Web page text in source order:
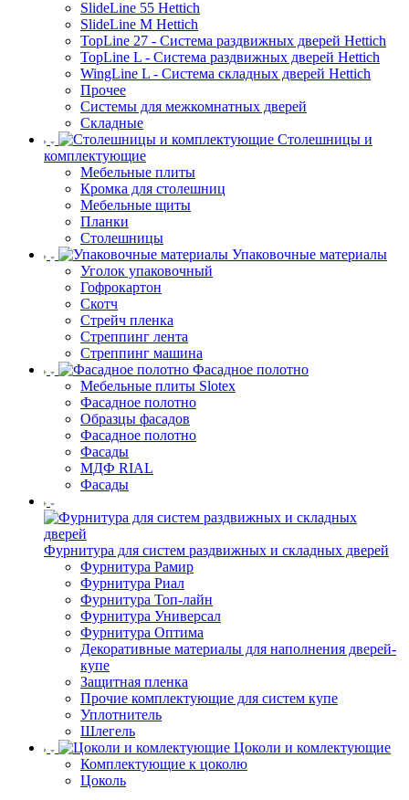
SlideLine 55 Hettich
SlideLine M Hettich
TopLine 27 - Система раздвижных дверей Hettich
TopLine L - Система раздвижных дверей Hettich
WingLine L - Система складных дверей Hettich
Прочее
Системы для межкомнатных дверей
Складные
Столешницы и
комплектующие
Мебельные плиты
Кромка для столешниц
Мебельные щиты
Планки
Столешницы
Упаковочные материалы
Уголок упаковочный
Гофрокартон
Скотч
Стрейч пленка
Стреппинг лента
Стреппинг машина
Фасадное полотно
Мебельные плиты Slotex
Фасадное полотно
Образцы фасадов
Фасадное полотно
Фасады
МДФ RIAL
Фасады
Фурнитура для систем раздвижных и складных дверей
Фурнитура Рамир
Фурнитура Риал
Фурнитура Топ-лайн
Фурнитура Универсал
Фурнитура Оптима
Декоративные материалы для наполнения дверей-
купе
Защитная пленка
Прочие комплектующие для систем купе
Уплотнитель
Шлегель
Цоколи и комлектующие
Комплектующие к цоколю
Цоколь